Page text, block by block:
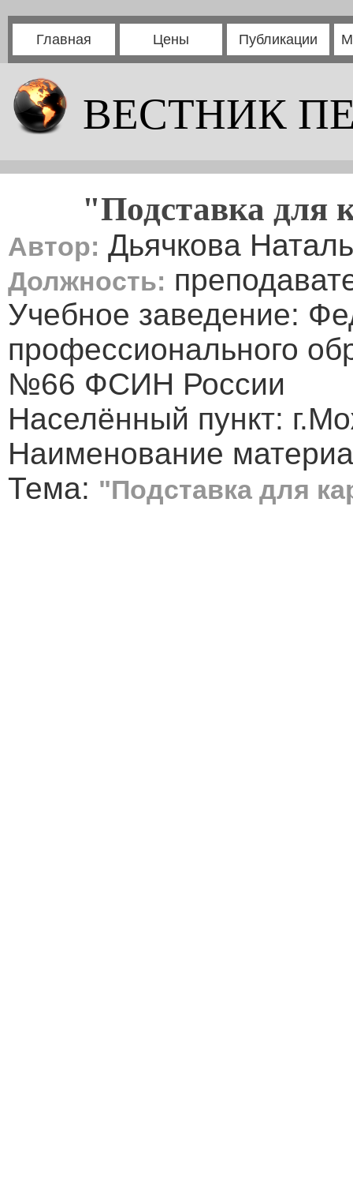
Главная Цены Публикации
ВЕСТНИК
"Подставка для
Автор: Дьячкова
Должность:
Учебное заведение:
профессионального
№66 ФСИН России
Населённый пункт:
Наименование
Тема: "Подставка для